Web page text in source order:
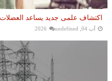
اكتشاف علمى جديد يساعد
آب 04, 2026 undefined